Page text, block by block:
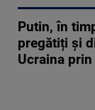
Putin, în
pregătiți și
Ucraina